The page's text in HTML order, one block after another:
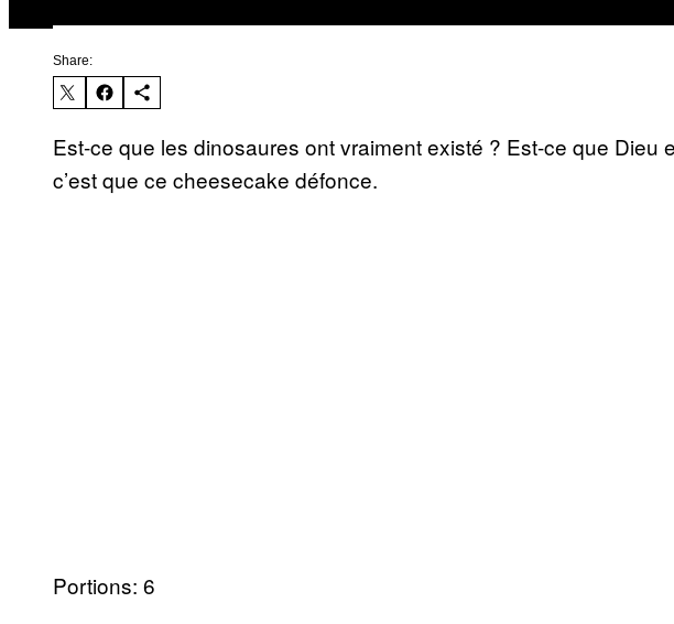
Share:
Est-ce que les dinosaures ont vraiment existé ? Est-ce que Dieu
c’est que ce cheesecake défonce.
Portions: 6